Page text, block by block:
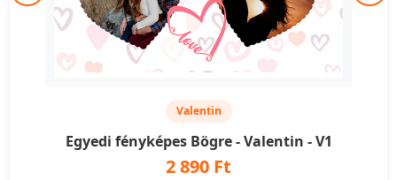
Valentin
Egyedi fényképes Bögre - Valentin - V1
2 890 Ft